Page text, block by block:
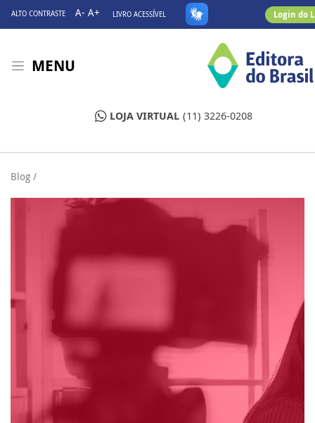
ALTO CONTRASTE A- A+ LIVRO ACESSÍVEL Login do
MENU
LOJA VIRTUAL (11) 3226-0208
Blog /